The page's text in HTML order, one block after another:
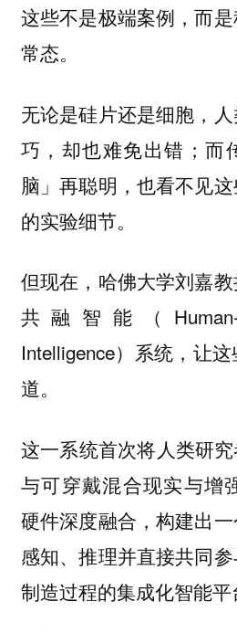
这些不是极端案例，而
常态。
无论是硅片还是细胞，
巧，却也难免出错；而
脑」再聪明，也看不见
的实验细节。
但现在，哈佛大学刘嘉
共融智能（Human-
Intelligence）系统，让
道。
这一系统首次将人类研
与可穿戴混合现实与增
硬件深度融合，构建出
感知、推理并直接共同
制造过程的集成化智能平